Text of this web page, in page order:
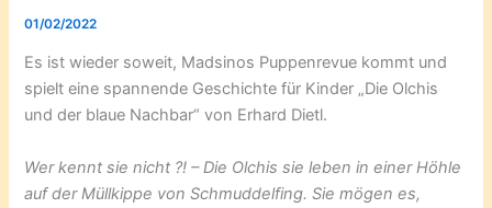
01/02/2022
Es ist wieder soweit, Madsinos Puppenrevue kommt und
spielt eine spannende Geschichte für Kinder „Die Olchis
und der blaue Nachbar“ von Erhard Dietl.
Wer kennt sie nicht ?! – Die Olchis sie leben in einer Höhle
auf der Müllkippe von Schmuddelfing. Sie mögen es,